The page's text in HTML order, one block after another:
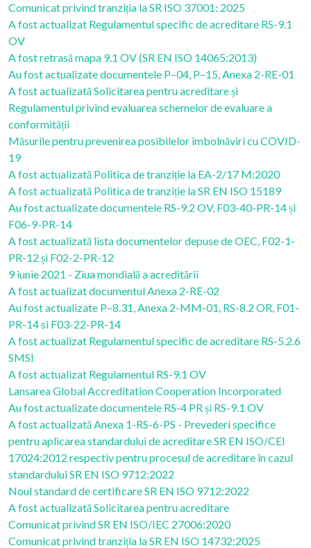
Comunicat privind tranziția la SR ISO 37001: 2025
A fost actualizat Regulamentul specific de acreditare RS-9.1
OV
A fost retrasă mapa 9.1 OV (SR EN ISO 14065:2013)
Au fost actualizate documentele P–04, P–15, Anexa 2-RE-01
A fost actualizată Solicitarea pentru acreditare și
Regulamentul privind evaluarea schemelor de evaluare a
conformității
Măsurile pentru prevenirea posibilelor îmbolnăviri cu COVID-
19
A fost actualizată Politica de tranziție la EA-2/17 M:2020
A fost actualizată Politica de tranziție la SR EN ISO 15189
Au fost actualizate documentele RS-9.2 OV, F03-40-PR-14 și
F06-9-PR-14
A fost actualizată lista documentelor depuse de OEC, F02-1-
PR-12 și F02-2-PR-12
9 iunie 2021 - Ziua mondială a acreditării
A fost actualizat documentul Anexa 2-RE-02
Au fost actualizate P–8.31, Anexa 2-MM-01, RS-8.2 OR, F01-
PR-14 si F03-22-PR-14
A fost actualizat Regulamentul specific de acreditare RS-5.2.6
SMSI
A fost actualizat Regulamentul RS-9.1 OV
Lansarea Global Accreditation Cooperation Incorporated
Au fost actualizate documentele RS-4 PR și RS-9.1 OV
A fost actualizată Anexa 1-RS-6-PS - Prevederi specifice
pentru aplicarea standardului de acreditare SR EN ISO/CEI
17024:2012 respectiv pentru procesul de acreditare în cazul
standardului SR EN ISO 9712:2022
Noul standard de certificare SR EN ISO 9712:2022
A fost actualizată Solicitarea pentru acreditare
Comunicat privind SR EN ISO/IEC 27006:2020
Comunicat privind tranziția la SR EN ISO 14732:2025